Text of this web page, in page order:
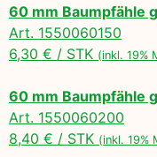
60 mm Baumpfähle
Art. 1550060150
6,30 € / STK (inkl. 19%
60 mm Baumpfähle
Art. 1550060200
8,40 € / STK (inkl. 19%